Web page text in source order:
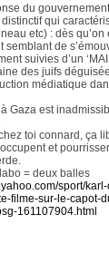
du
qui
etc) : dès qu’on
semblant de
suivies d’un
des juifs
médiatique
Gaza est
toi connard, ça
occupent et
= deux balles
sport/
filme-sur-le-capot-
161107904.html